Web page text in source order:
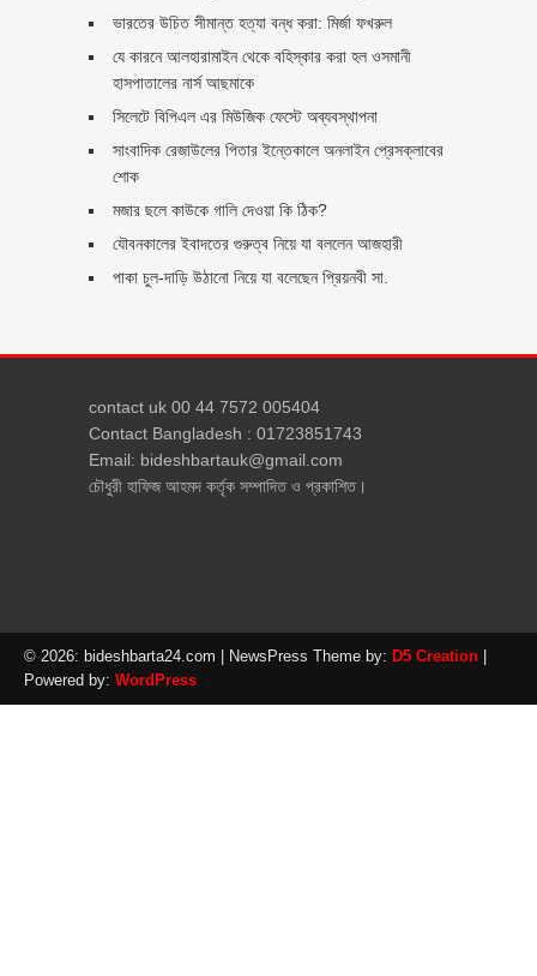
ভারতের উচিত সীমান্ত হত্যা বন্ধ করা: মির্জা ফখরুল
যে কারনে আলহারামাইন থেকে বহিস্কার করা হল ওসমানী
হাসপাতালের নার্স আছমাকে
সিলেটে বিপিএল এর মিউজিক ফেস্টে অব্যবস্থাপনা
সাংবাদিক রেজাউলের পিতার ইন্তেকালে অনলাইন প্রেসক্লাবের
শোক
মজার ছলে কাউকে গালি দেওয়া কি ঠিক?
যৌবনকালের ইবাদতের গুরুত্ব নিয়ে যা বললেন আজহারী
পাকা চুল-দাড়ি উঠানো নিয়ে যা বলেছেন প্রিয়নবী সা.
contact uk 00 44 7572 005404
Contact Bangladesh : 01723851743
Email: bideshbartauk@gmail.com
চৌধুরী হাফিজ আহমদ কর্তৃক সম্পাদিত ও প্রকাশিত।
© 2026: bideshbarta24.com | NewsPress Theme by: D5 Creation
Powered by: WordPress